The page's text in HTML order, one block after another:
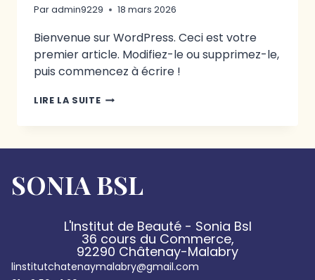
Paradmin9229 18 mars 2026
Bienvenue sur WordPress. Ceci est votre
premier article. Modifiez-le ou supprimez-le,
puis commencez à écrire !
LIRE LA SUITE
SONIA BSL
L'Institut de Beauté - Sonia Bsl
36 cours du Commerce,
92290 Châtenay-Malabry
linstitutchatenaymalabry@gmail.com